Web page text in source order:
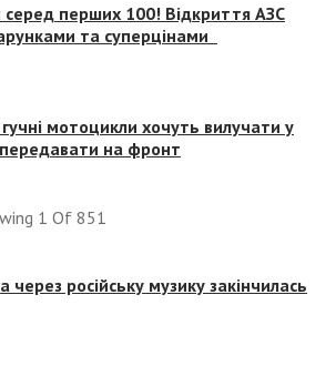
серед перших 100! Відкриття АЗС
та суперцінами
мотоцикли хочуть вилучати у
передавати на фронт
1 Of 851
через російську музику закінчилась